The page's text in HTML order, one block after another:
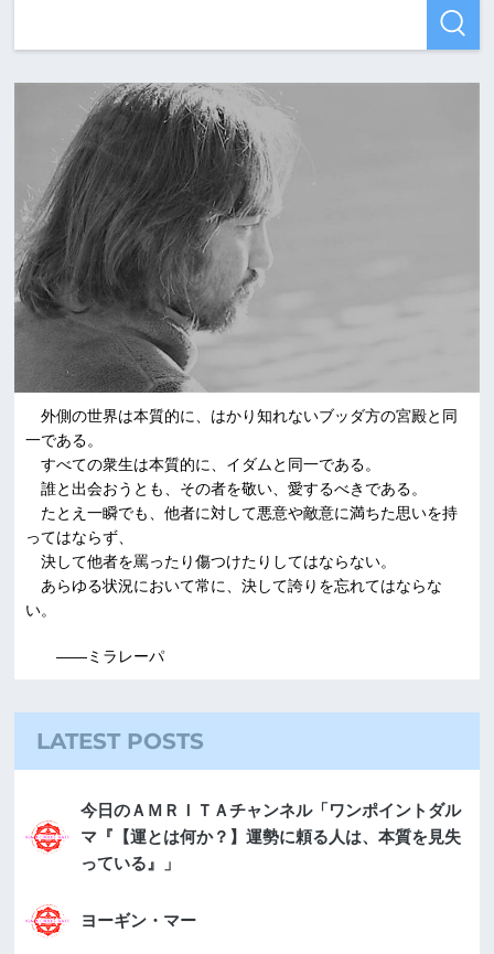
外側の世界は本質的に、はかり知れないブッダ方の宮殿と同
一である。
すべての衆生は本質的に、イダムと同一である。
誰と出会おうとも、その者を敬い、愛するべきである。
たとえ一瞬でも、他者に対して悪意や敵意に満ちた思いを持
ってはならず、
決して他者を罵ったり傷つけたりしてはならない。
あらゆる状況において常に、決して誇りを忘れてはならな
い。
――ミラレーパ
LATEST POSTS
今日のＡＭＲＩＴＡチャンネル「ワンポイントダル
マ『【運とは何か？】運勢に頼る人は、本質を見失
っている』」
ヨーギン・マー